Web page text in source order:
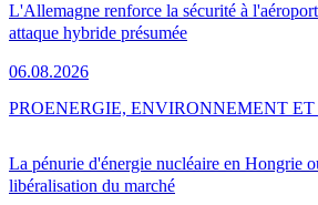
L'Allemagne renforce la sécurité à
attaque hybride présumée
06.08.2026
La pénurie d'énergie nucléaire en Hongrie
libéralisation du marché
PROENERGIE, ENVIRONNEMENT ET